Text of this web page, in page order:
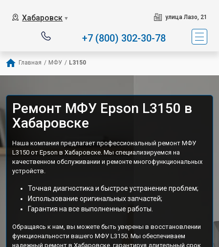
Хабаровск ▼ улица Лазо, 21
+7 (800) 302-30-78
Главная / МФУ / L3150
Ремонт МФУ Epson L3150 в
Хабаровске
Наша компания предлагает профессиональный ремонт МФУ
L3150 от Epson в Хабаровске. Мы специализируемся на
качественном обслуживании и ремонте многофункциональных
устройств.
Точная диагностика и быстрое устранение проблем;
Использование оригинальных запчастей;
Гарантия на все выполненные работы.
Обращаясь к нам, вы можете быть уверены в восстановлении
функциональности вашего МФУ L3150. Мы обеспечиваем
надежный ремонт в Хабаровске, гарантируя длительный срок